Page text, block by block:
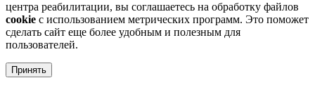
центра реабилитации, вы соглашаетесь на обработку файлов
cookie с использованием метрических программ. Это поможет
сделать сайт еще более удобным и полезным для
пользователей.
Принять